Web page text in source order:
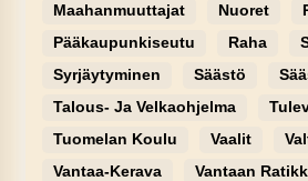
Maahanmuuttajat
Nuoret
Pääkaupunkiseutu
Raha
Syrjäytyminen
Säästö
Talous- Ja Velkaohjelma
Tuomelan Koulu
Vaalit
Vantaa-Kerava
Vantaan